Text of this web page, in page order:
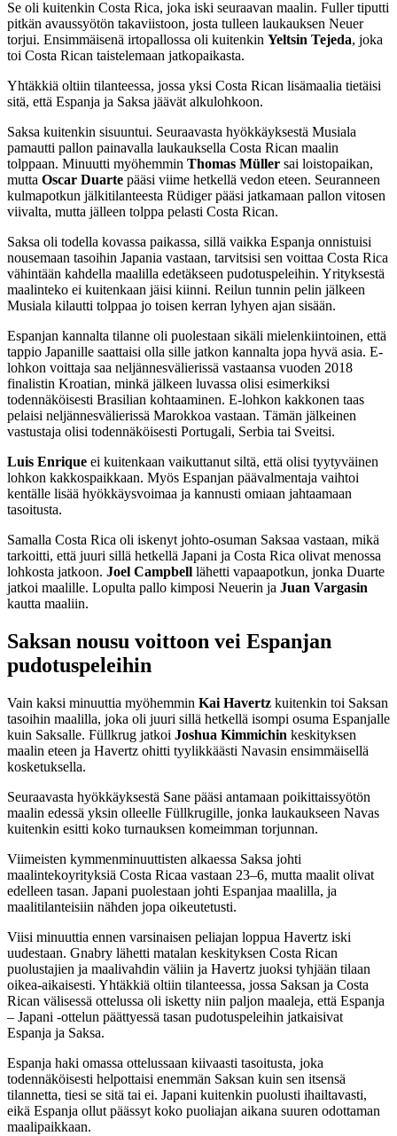
Se oli kuitenkin Costa Rica, joka iski seuraavan maalin. Fuller tiputti
pitkän avaussyötön takaviistoon, josta tulleen laukauksen Neuer
torjui. Ensimmäisenä irtopallossa oli kuitenkin Yeltsin Tejeda, joka
toi Costa Rican taistelemaan jatkopaikasta.
Yhtäkkiä oltiin tilanteessa, jossa yksi Costa Rican lisämaalia tietäisi
sitä, että Espanja ja Saksa jäävät alkulohkoon.
Saksa kuitenkin sisuuntui. Seuraavasta hyökkäyksestä Musiala
pamautti pallon painavalla laukauksella Costa Rican maalin
tolppaan. Minuutti myöhemmin Thomas Müller sai loistopaikan,
mutta Oscar Duarte pääsi viime hetkellä vedon eteen. Seuranneen
kulmapotkun jälkitilanteesta Rüdiger pääsi jatkamaan pallon vitosen
viivalta, mutta jälleen tolppa pelasti Costa Rican.
Saksa oli todella kovassa paikassa, sillä vaikka Espanja onnistuisi
nousemaan tasoihin Japania vastaan, tarvitsisi sen voittaa Costa Rica
vähintään kahdella maalilla edetäkseen pudotuspeleihin. Yrityksestä
maalinteko ei kuitenkaan jäisi kiinni. Reilun tunnin pelin jälkeen
Musiala kilautti tolppaa jo toisen kerran lyhyen ajan sisään.
Espanjan kannalta tilanne oli puolestaan sikäli mielenkiintoinen, että
tappio Japanille saattaisi olla sille jatkon kannalta jopa hyvä asia. E-
lohkon voittaja saa neljännesvälierissä vastaansa vuoden 2018
finalistin Kroatian, minkä jälkeen luvassa olisi esimerkiksi
todennäköisesti Brasilian kohtaaminen. E-lohkon kakkonen taas
pelaisi neljännesvälierissä Marokkoa vastaan. Tämän jälkeinen
vastustaja olisi todennäköisesti Portugali, Serbia tai Sveitsi.
Luis Enrique ei kuitenkaan vaikuttanut siltä, että olisi tyytyväinen
lohkon kakkospaikkaan. Myös Espanjan päävalmentaja vaihtoi
kentälle lisää hyökkäysvoimaa ja kannusti omiaan jahtaamaan
tasoitusta.
Samalla Costa Rica oli iskenyt johto-osuman Saksaa vastaan, mikä
tarkoitti, että juuri sillä hetkellä Japani ja Costa Rica olivat menossa
lohkosta jatkoon. Joel Campbell lähetti vapaapotkun, jonka Duarte
jatkoi maalille. Lopulta pallo kimposi Neuerin ja Juan Vargasin
kautta maaliin.
Saksan nousu voittoon vei Espanjan
pudotuspeleihin
Vain kaksi minuuttia myöhemmin Kai Havertz kuitenkin toi Saksan
tasoihin maalilla, joka oli juuri sillä hetkellä isompi osuma Espanjalle
kuin Saksalle. Füllkrug jatkoi Joshua Kimmichin keskityksen
maalin eteen ja Havertz ohitti tyylikkäästi Navasin ensimmäisellä
kosketuksella.
Seuraavasta hyökkäyksestä Sane pääsi antamaan poikittaissyötön
maalin edessä yksin olleelle Füllkrugille, jonka laukaukseen Navas
kuitenkin esitti koko turnauksen komeimman torjunnan.
Viimeisten kymmenminuuttisten alkaessa Saksa johti
maalintekoyrityksiä Costa Ricaa vastaan 23–6, mutta maalit olivat
edelleen tasan. Japani puolestaan johti Espanjaa maalilla, ja
maalitilanteisiin nähden jopa oikeutetusti.
Viisi minuuttia ennen varsinaisen peliajan loppua Havertz iski
uudestaan. Gnabry lähetti matalan keskityksen Costa Rican
puolustajien ja maalivahdin väliin ja Havertz juoksi tyhjään tilaan
oikea-aikaisesti. Yhtäkkiä oltiin tilanteessa, jossa Saksan ja Costa
Rican välisessä ottelussa oli isketty niin paljon maaleja, että Espanja
– Japani -ottelun päättyessä tasan pudotuspeleihin jatkaisivat
Espanja ja Saksa.
Espanja haki omassa ottelussaan kiivaasti tasoitusta, joka
todennäköisesti helpottaisi enemmän Saksan kuin sen itsensä
tilannetta, tiesi se sitä tai ei. Japani kuitenkin puolusti ihailtavasti,
eikä Espanja ollut päässyt koko puoliajan aikana suuren odottaman
maalipaikkaan.